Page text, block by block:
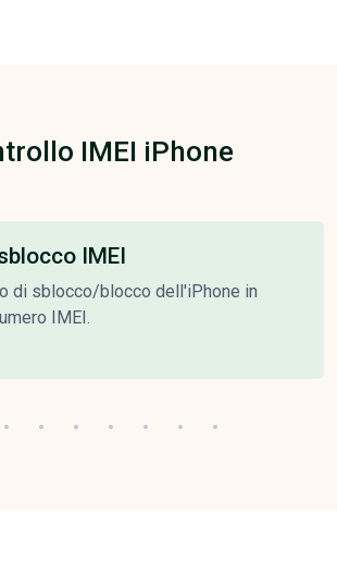
IMEI iPhone
IMEI
di sblocco/blocco dell'iPhone in
IMEI.